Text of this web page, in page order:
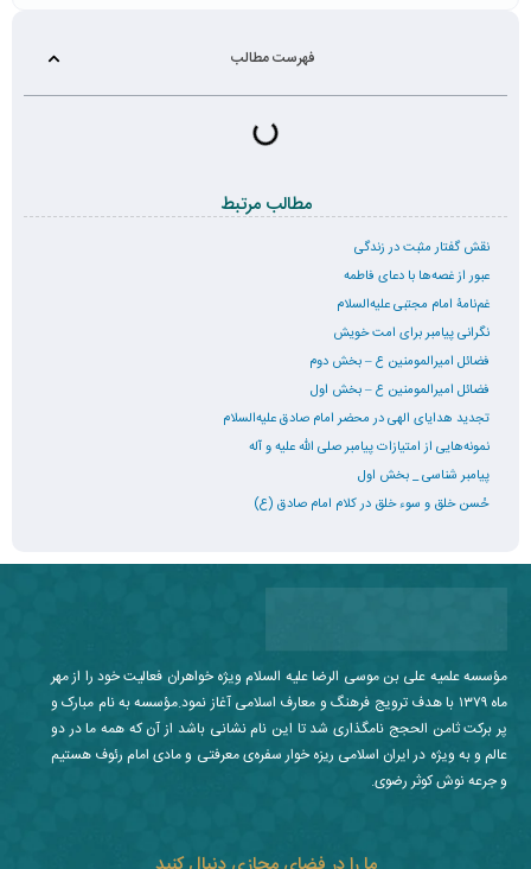
فهرست مطالب
مطالب مرتبط
نقش گفتار مثبت در زندگی
عبور از غصه‌ها با دعای فاطمه
غم‌نامۀ امام مجتبی علیه‌السلام
نگرانی پیامبر برای امت خویش
فضائل امیرالمومنین ع – بخش دوم
فضائل امیرالمومنین ع – بخش اول
تجدید هدایای الهی در محضر امام صادق علیه‌السلام
نمونه‌هایی از امتیازات پیامبر صلی الله علیه و آله
پیامبر شناسی _ بخش اول
حُسن خلق و سوء خلق در کلام امام صادق (ع)
مؤسسه علمیه علی بن موسی الرضا علیه السلام ویژه خواهران فعالیت خود را از مهر
ماه ۱۳۷۹ با هدف ترویج فرهنگ و معارف اسلامی آغاز نمود.مؤسسه به نام مبارک و
پر برکت ثامن الحجج نامگذاری شد تا این نام نشانی باشد از آن که همه ما در دو
عالم و به ویژه در ایران اسلامی ریزه خوار سفره‌ی معرفتی و مادی امام رئوف هستیم
و جرعه نوش کوثر رضوی.